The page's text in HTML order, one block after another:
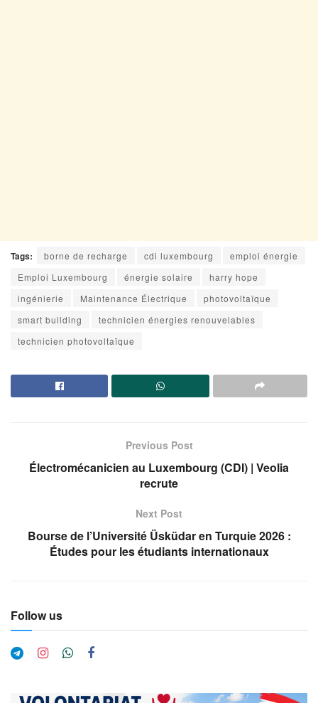
Tags: borne de recharge cdi luxembourg
emploi énergie
Emploi Luxembourg
énergie solaire
harry hope
ingénierie
Maintenance Électrique
photovoltaïque
smart building
technicien énergies renouvelables
technicien photovoltaïque
Previous Post
Électromécanicien au Luxembourg (CDI) | Veolia
recrute
Next Post
Bourse de l’Université Üsküdar en Turquie 2026 :
Études pour les étudiants internationaux
Follow us